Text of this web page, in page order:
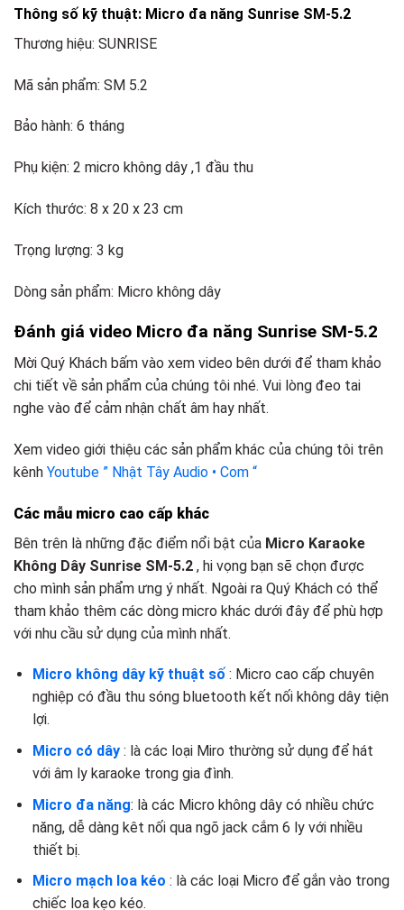
Thông số kỹ thuật: Micro đa năng Sunrise SM-5.2
Thương hiệu: SUNRISE
Mã sản phẩm: SM 5.2
Bảo hành: 6 tháng
Phụ kiện: 2 micro không dây ,1 đầu thu
Kích thước: 8 x 20 x 23 cm
Trọng lượng: 3 kg
Dòng sản phẩm: Micro không dây
Đánh giá video Micro đa năng Sunrise SM-5.2
Mời Quý Khách bấm vào xem video bên dưới để tham khảo
chi tiết về sản phẩm của chúng tôi nhé. Vui lòng đeo tai
nghe vào để cảm nhận chất âm hay nhất.
Xem video giới thiệu các sản phẩm khác của chúng tôi trên
kênh Youtube ” Nhật Tây Audio • Com “
Các mẫu micro cao cấp khác
Bên trên là những đặc điểm nổi bật của Micro Karaoke
Không Dây Sunrise SM-5.2 , hi vọng bạn sẽ chọn được
cho mình sản phẩm ưng ý nhất. Ngoài ra Quý Khách có thể
tham khảo thêm các dòng micro khác dưới đây để phù hợp
với nhu cầu sử dụng của mình nhất.
Micro không dây kỹ thuật số : Micro cao cấp chuyên
nghiệp có đầu thu sóng bluetooth kết nối không dây tiện
lợi.
Micro có dây : là các loại Miro thường sử dụng để hát
với âm ly karaoke trong gia đình.
Micro đa năng: là các Micro không dây có nhiều chức
năng, dễ dàng kêt nối qua ngõ jack cắm 6 ly với nhiều
thiết bị.
Micro mạch loa kéo : là các loại Micro để gắn vào trong
chiếc loa kẹo kéo.